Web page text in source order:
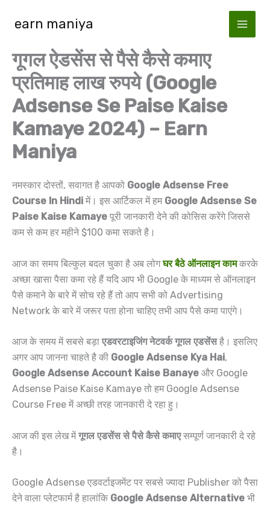
earn maniya
गूगल ऐडसेंस से पैसे कैसे कमाए
प्रतिमाह लाख रुपये (Google
Adsense Se Paise Kaise
Kamaye 2024) – Earn
Maniya
नमस्कार दोस्तों, सवागत है आपको Google Adsense Free
Course In Hindi में। इस आर्टिकल में हम Google Adsense Se
Paise Kaise Kamaye पूरी जानकारी देने की कोसिस करेंगे जिससे
कम से कम हर महीने $100 कमा सकते है।
आज का समय बिल्कुल बदल चुका है अब लोगघर बैठे ऑनलाइन काम करके
अच्छा खासा पैसा कमा रहे हैं यदि आप भी Google के माध्यम से ऑनलाइन
पैसे कमाने के बारे में सोच रहे हैं तो आप सभी को Advertising
Network के बारे में जरूर पता होना चाहिए तभी आप पैसे कमा पाएंगे।
आज के समय में सबसे बड़ा एडवरटाइजिंग नेटवर्क गूगल एडसेंसहै। इसलिए
अगर आप जानना चाहते है की Google Adsense Kya Hai,
Google Adsense Account Kaise Banaye और Google
Adsense Paise Kaise Kamaye तो हम Google Adsense
Course Free में अच्छी तरह जानकारी दे रहा हु।
आज की इस लेख मेंगूगल एडसेंस से पैसे कैसे कमाएसम्पूर्ण जानकारी दे रहे
है।
Google Adsense एडवर्टाइजमेंट पर सबसे ज्यादा Publisher को पैसा
देने वाला प्लेटफार्म है हालांकि Google Adsense Alternative भी